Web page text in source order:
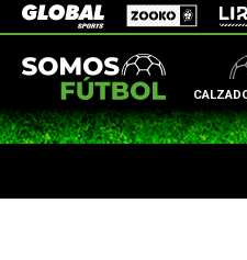
Global Sports Zooko Lira